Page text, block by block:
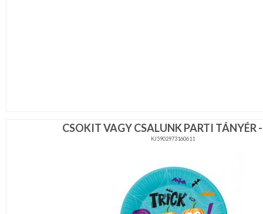
CSOKIT VAGY CSALUNK PARTI TÁNYÉR
KJ5902973160611